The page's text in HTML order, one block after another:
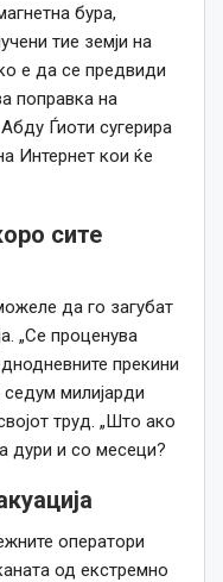
бура,
тие земји на
е да се предвиди
поправка на
Ѓиоти сугерира
Интернет кои ќе
сите
да го загубат
„Се проценува
прекини
милијарди
труд. „Што ако
дури и со месеци?
оператори
од екстремно